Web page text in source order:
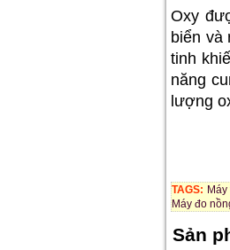
Oxy
biển và
tinh
năng
lượng
TAGS:
Máy đo
Sản